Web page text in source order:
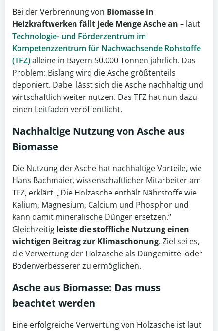
Bei der Verbrennung von Biomasse in
Heizkraftwerken fällt jede Menge Asche an – laut
Technologie- und Förderzentrum im
Kompetenzzentrum für Nachwachsende Rohstoffe
(TFZ)alleine in Bayern 50.000 Tonnen jährlich. Das
Problem: Bislang wird die Asche größtenteils
deponiert. Dabei lässt sich die Asche nachhaltig und
wirtschaftlich weiter nutzen. Das TFZ hat nun dazu
einen Leitfaden veröffentlicht.
Nachhaltige Nutzung von Asche aus
Biomasse
Die Nutzung der Asche hat nachhaltige Vorteile, wie
Hans Bachmaier, wissenschaftlicher Mitarbeiter am
TFZ, erklärt: „Die Holzasche enthält Nährstoffe wie
Kalium, Magnesium, Calcium und Phosphor und
kann damit mineralische Dünger ersetzen.“
Gleichzeitig leiste die stoffliche Nutzung einen
wichtigen Beitrag zur Klimaschonung. Ziel sei es,
die Verwertung der Holzasche als Düngemittel oder
Bodenverbesserer zu ermöglichen.
Asche aus Biomasse: Das muss
beachtet werden
Eine erfolgreiche Verwertung von Holzasche ist laut